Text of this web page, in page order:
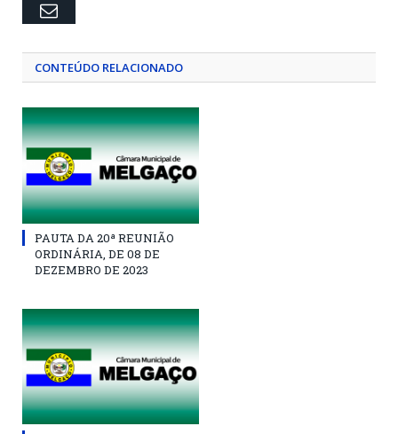
Email
CONTEÚDO RELACIONADO
PAUTA DA 20ª REUNIÃO
ORDINÁRIA, DE 08 DE
DEZEMBRO DE 2023